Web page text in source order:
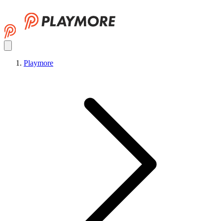
Playmore